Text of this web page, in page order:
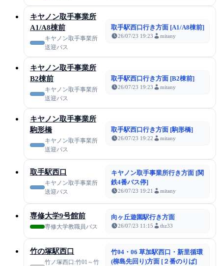
キヤノン取手事業所
A1/A8棟前
キヤノン取手事業所
送迎バス
取手駅西口行き方面 [A1/A8棟前]
26/07/23 19:23 mitany
キヤノン取手事業所
B2棟前
キヤノン取手事業所
送迎バス
取手駅西口行き方面 [B2棟前]
26/07/23 19:23 mitany
キヤノン取手事業所
駒形橋
キヤノン取手事業所
送迎バス
取手駅西口行き方面 [駒形橋]
26/07/23 19:22 mitany
取手駅西口
キヤノン取手事業所
送迎バス
キヤノン取手事業所行き方面 [関
鉄4番バス停]
26/07/23 19:21 mitany
専修大学9号館前
専修大学教職員バス
向ヶ丘遊園駅行き方面
26/07/23 11:15 thz33
竹の塚駅西口
竹ノ塚西口:竹01～竹
竹04・06 草加駅西口・新里循環
(柳島先回り)方面 [２番のりば]